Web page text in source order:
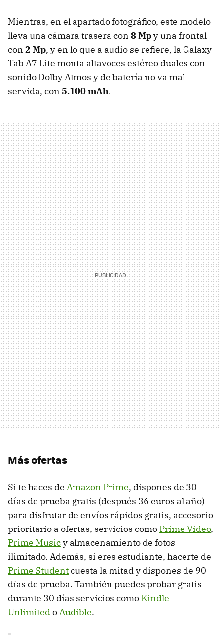
Mientras, en el apartado fotográfico, este modelo
lleva una cámara trasera con 8 Mpy una frontal
con 2 Mp, y en lo que a audio se refiere, la Galaxy
Tab A7 Lite monta altavoces estéreo duales con
sonido Dolby Atmos y de batería no va mal
servida, con 5.100 mAh.
Más ofertas
Si te haces de Amazon Prime, dispones de 30
días de prueba gratis (después 36 euros al año)
para disfrutar de envíos rápidos gratis, accesorio
prioritario a ofertas, servicios como Prime Video,
Prime Musicy almacenamiento de fotos
ilimitado. Además, si eres estudiante, hacerte de
Prime Studentcuesta la mitad y dispones de 90
días de prueba. También puedes probar gratis
durante 30 días servicios como Kindle
UnlimitedoAudible.